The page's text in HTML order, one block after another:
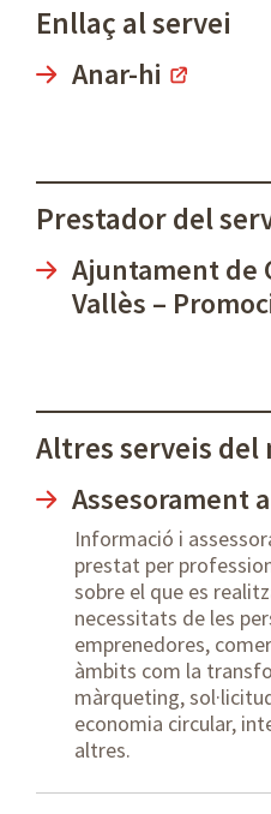
Enllaç al servei
Anar-hi
Prestador del
Ajuntament de
Vallès –
Altres serveis
Assesorament
Informació i
prestat per
sobre el que es
necessitats de les
emprenedores,
àmbits com la
màrqueting,
economia circular,
altres.